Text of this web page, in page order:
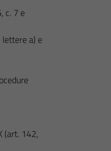
c. 7 e
a) e
(art. 142,